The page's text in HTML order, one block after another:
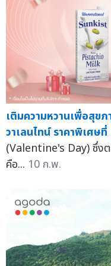
เติมความหวานเพื่อสุข
วาเลนไทน์ ราคาพิเศษ
(Valentine's Day) ซึ่ง
คือ... 10 ก.พ.